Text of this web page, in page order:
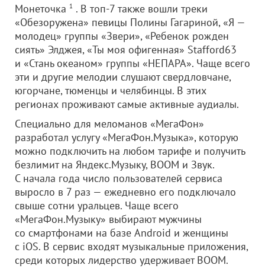
Монеточка 1 . В топ-7 также вошли треки
«Обезоружена» певицы Полины Гагариной, «Я —
молодец» группы «Звери», «Ребенок рожден
сиять» Элджея, «Ты моя офигенная» Stafford63
и «Стань океаном» группы «НЕПАРА». Чаще всего
эти и другие мелодии слушают свердловчане,
югорчане, тюменцы и челябинцы. В этих
регионах проживают самые активные аудиалы.
Специально для меломанов «МегаФон»
разработал услугу «МегаФон.Музыка», которую
можно подключить на любом тарифе и получить
безлимит на Яндекс.Музыку, BOOM и Звук.
С начала года число пользователей сервиса
выросло в 7 раз — ежедневно его подключало
свыше сотни уральцев. Чаще всего
«МегаФон.Музыку» выбирают мужчины
со смартфонами на базе Android и женщины
с iOS. В сервис входят музыкальные приложения,
среди которых лидерство удерживает BOOM.